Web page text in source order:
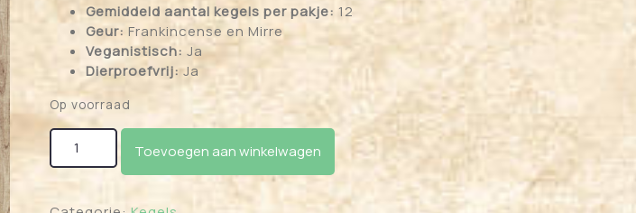
Gemiddeld aantal kegels per pakje: 12
Geur: Frankincense en Mirre
Veganistisch: Ja
Dierproefvrij:Ja
Op voorraad
Wierook Kegels - Werewolf's bite -Stamford aantal
Toevoegen aan winkelwagen